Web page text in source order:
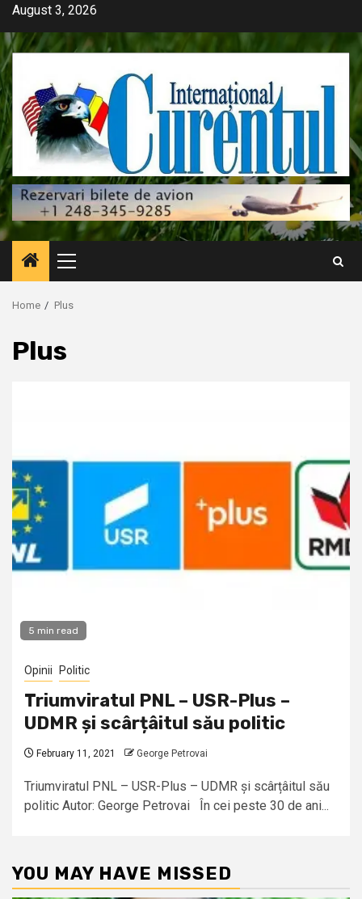
Skip
content
August 3, 2026
Primary
Menu
Home Plus
Plus
5 min read
Opinii Politic
Triumviratul PNL – USR-Plus –
UDMR și scârțâitul său politic
February 11, 2021 George Petrovai
Triumviratul PNL – USR-Plus – UDMR și scârțâitul său
politic Autor: George Petrovai În cei peste 30 de ani...
YOU MAY HAVE MISSED